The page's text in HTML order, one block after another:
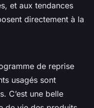
et aux tendances
directement à la
de reprise
usagés sont
C’est une belle